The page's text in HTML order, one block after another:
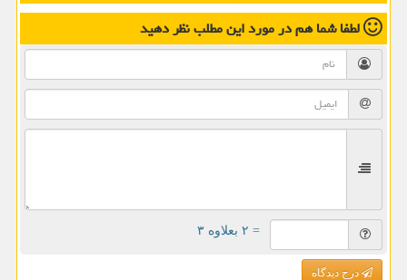
لطفا شما همدر مورد این مطلبنظر دهید
= ۲ بعلاوه ۳
درج دیدگاه